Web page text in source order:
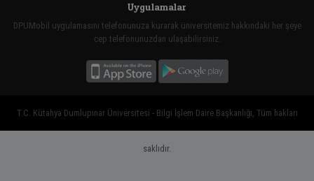
Uygulamalar
DPUMobil uygulamasını telefonunuza kurarak üniversitemiz hakkındaki her şeye
cep telefonunuzdan ulaşabilirsiniz.
T.C. Kütahya Dumlupınar Üniversitesi - Bilgi İşlem Daire Başkanlığı, Tüm hakları
saklıdır.